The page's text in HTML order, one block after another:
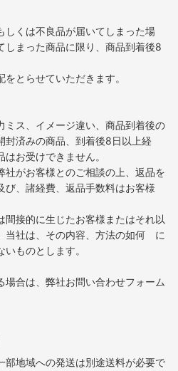
しくは不良品が届いてしまった場
しまった商品に限り、商品到着後8
とらせていただきます。
ミス、イメージ違い、商品到着後の
封済みの商品、到着後8日以上経
お受けできません。
社がお客様とのご相談の上、返品を
び、諸経費、返品手数料はお客様
間接的に生じたお客様またはそれ以
当社は、その内容、方法の如何 に
ものとします。
場合は、弊社お問い合わせフォーム
部地域への発送は別途送料が必要で